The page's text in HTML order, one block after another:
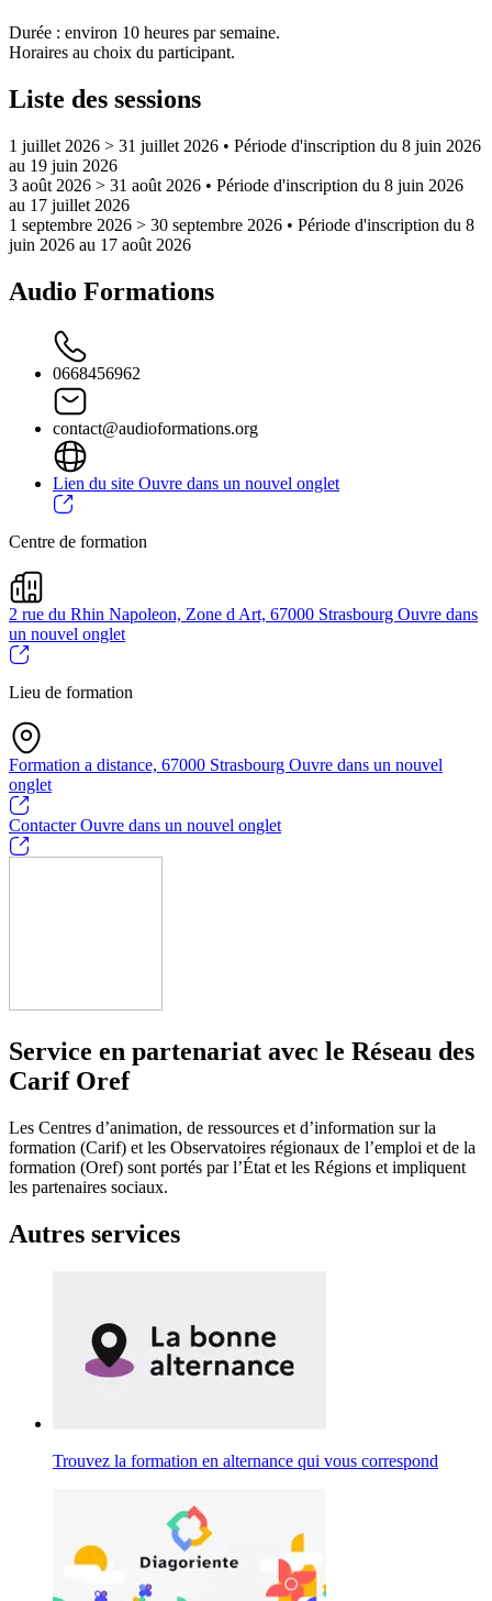
Durée : environ 10 heures par semaine.
Horaires au choix du participant.
Liste des sessions
1 juillet 2026 > 31 juillet 2026 • Période d'inscription du 8 juin 2026
au 19 juin 2026
3 août 2026 > 31 août 2026 • Période d'inscription du 8 juin 2026
au 17 juillet 2026
1 septembre 2026 > 30 septembre 2026 • Période d'inscription du 8
juin 2026 au 17 août 2026
Audio Formations
0668456962
contact@audioformations.org
Lien du site Ouvre dans un nouvel onglet
Centre de formation
2 rue du Rhin Napoleon, Zone d Art, 67000 Strasbourg Ouvre dans
un nouvel onglet
Lieu de formation
Formation a distance, 67000 Strasbourg Ouvre dans un nouvel
onglet
ContacterOuvre dans un nouvel onglet
Service en partenariat avec le Réseau des
Carif Oref
Les Centres d’animation, de ressources et d’information sur la
formation (Carif) et les Observatoires régionaux de l’emploi et de la
formation (Oref) sont portés par l’État et les Régions et impliquent
les partenaires sociaux.
Autres services
Trouvez la formation en alternance qui vous correspond